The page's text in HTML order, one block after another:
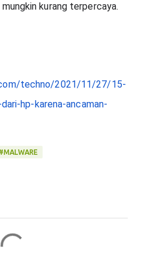
kurang terpercaya.
techno/2021/11/27/15-
hp-karena-ancaman-